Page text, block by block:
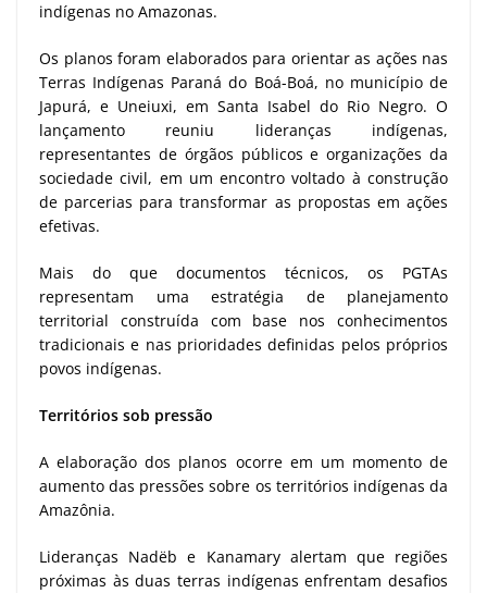
indígenas no Amazonas.
Os planos foram elaborados para orientar as ações nas
Terras Indígenas Paraná do Boá-Boá, no município de
Japurá, e Uneiuxi, em Santa Isabel do Rio Negro. O
lançamento reuniu lideranças indígenas,
representantes de órgãos públicos e organizações da
sociedade civil, em um encontro voltado à construção
de parcerias para transformar as propostas em ações
efetivas.
Mais do que documentos técnicos, os PGTAs
representam uma estratégia de planejamento
territorial construída com base nos conhecimentos
tradicionais e nas prioridades definidas pelos próprios
povos indígenas.
Territórios sob pressão
A elaboração dos planos ocorre em um momento de
aumento das pressões sobre os territórios indígenas da
Amazônia.
Lideranças Nadëb e Kanamary alertam que regiões
próximas às duas terras indígenas enfrentam desafios